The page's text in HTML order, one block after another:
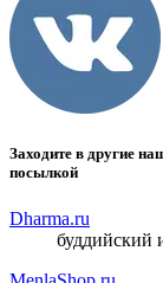
Заходите в другие
посылкой
Dharma.ru
буддийский